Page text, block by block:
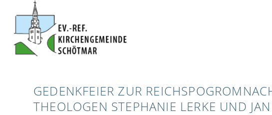
GEDENKFEIER ZUR
THEOLOGEN STEPHANIE LERKE UND